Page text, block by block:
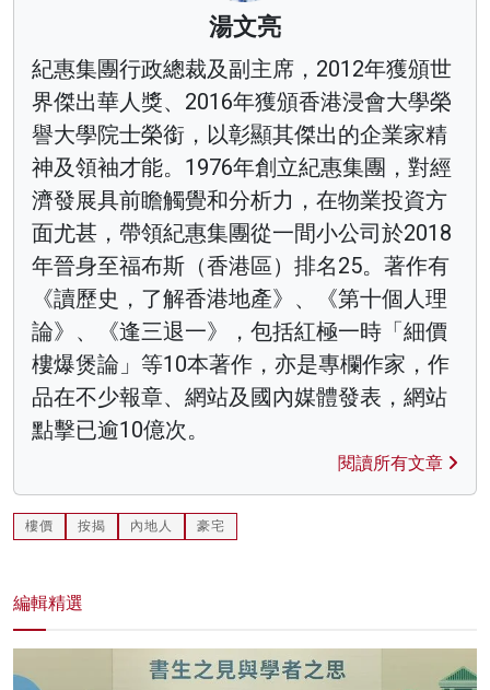
湯文亮
紀惠集團行政總裁及副主席，2012年獲頒世
界傑出華人獎、2016年獲頒香港浸會大學榮
譽大學院士榮銜，以彰顯其傑出的企業家精
神及領袖才能。1976年創立紀惠集團，對經
濟發展具前瞻觸覺和分析力，在物業投資方
面尤甚，帶領紀惠集團從一間小公司於2018
年晉身至福布斯（香港區）排名25。著作有
《讀歷史，了解香港地產》、《第十個人理
論》、《逢三退一》，包括紅極一時「細價
樓爆煲論」等10本著作，亦是專欄作家，作
品在不少報章、網站及國內媒體發表，網站
點擊已逾10億次。
閱讀所有文章
樓價 按揭 內地人 豪宅
編輯精選